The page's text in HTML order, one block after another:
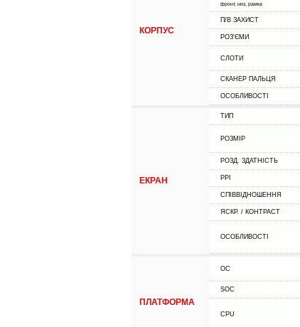
КОРПУС
фронт, низ, рамка
П/В ЗАХИСТ
РОЗ'ЄМИ
СЛОТИ
СКАНЕР ПАЛЬЦЯ
ОСОБЛИВОСТІ
ЕКРАН
ТИП
РОЗМІР
РОЗД. ЗДАТНІСТЬ
PPI
СПІВВІДНОШЕННЯ
ЯСКР. / КОНТРАСТ
ОСОБЛИВОСТІ
ПЛАТФОРМА
ОС
SOC
CPU